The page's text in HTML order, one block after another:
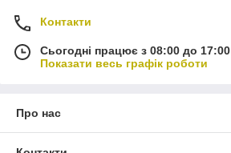
Контакти
Сьогодні працює з 08:00 до 17:00
Показати весь графік роботи
Про нас